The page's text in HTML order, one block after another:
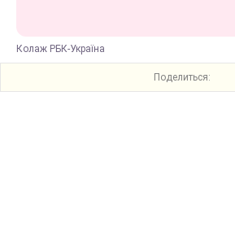
Колаж РБК-Україна
Поделиться: